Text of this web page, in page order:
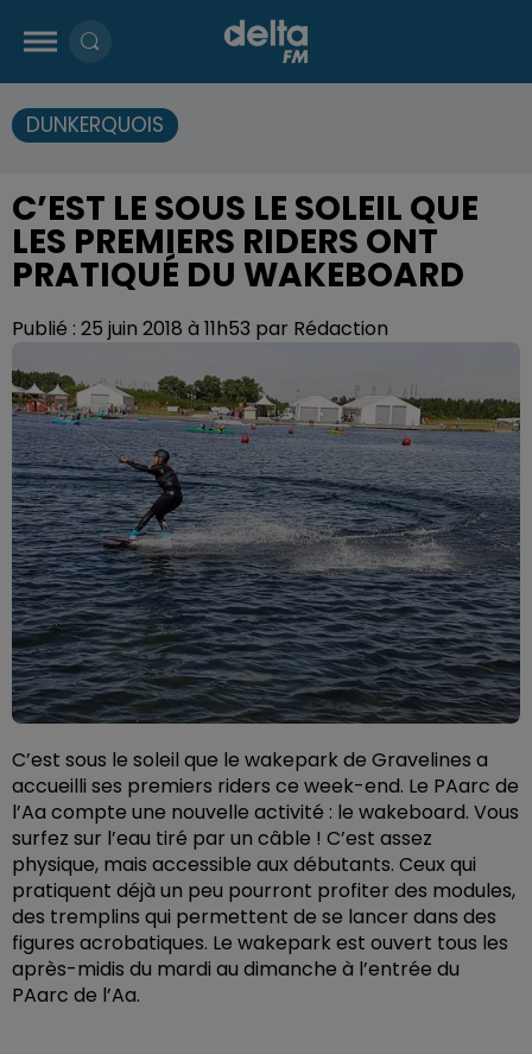
DUNKERQUOIS
C’EST LE SOUS LE SOLEIL QUE
LES PREMIERS RIDERS ONT
PRATIQUÉ DU WAKEBOARD
Publié : 25 juin 2018 à 11h53 par Rédaction
C’est sous le soleil que le wakepark de Gravelines a
accueilli ses premiers riders ce week-end. Le PAarc de
l’Aa compte une nouvelle activité : le wakeboard. Vous
surfez sur l’eau tiré par un câble ! C’est assez
physique, mais accessible aux débutants. Ceux qui
pratiquent déjà un peu pourront profiter des modules,
des tremplins qui permettent de se lancer dans des
figures acrobatiques. Le wakepark est ouvert tous les
après-midis du mardi au dimanche à l’entrée du
PAarc de l’Aa.